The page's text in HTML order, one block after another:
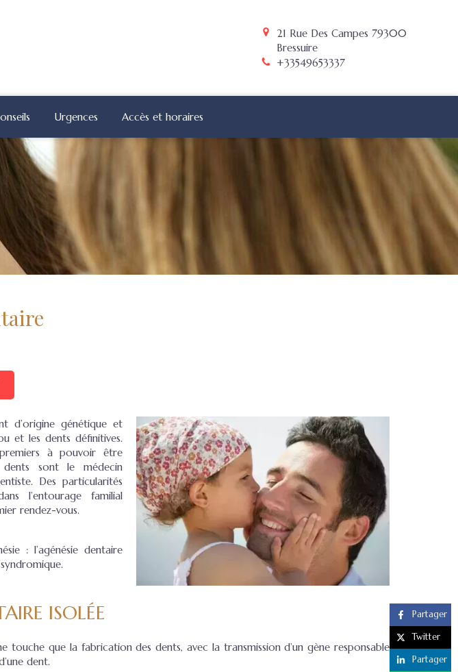
21 Rue Des Campes 79300
Bressuire
+33549653337
Urgences Accès et horaires
d’origine génétique et
et les dents définitives.
à pouvoir être
dents sont le médecin
Des particularités
l’entourage familial
rendez-vous.
: l’agénésie dentaire
ISOLÉE
touche que la fabrication des dents, avec la transmission d’un gène responsable
dent.
Partager
Twitter
Partager